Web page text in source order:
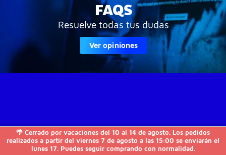
🌴 Cerrado por vacaciones del 10 al 14 de agosto. Los pedidos
realizados a partir del viernes 7 de agosto a las 15:00 se enviarán el
lunes 17. Puedes seguir comprando con normalidad.
FAQS
Resuelve todas tus dudas
Ver opiniones
JVS-Informática 